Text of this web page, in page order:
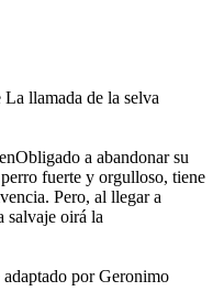
llamada de la selva
a abandonar su
fuerte y orgulloso, tiene
Pero, al llegar a
salvaje oirá la
por Geronimo